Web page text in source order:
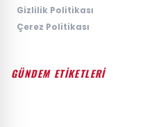
Gizlilik Politikası
Çerez Politikası
GÜNDEM ETİKETLERİ